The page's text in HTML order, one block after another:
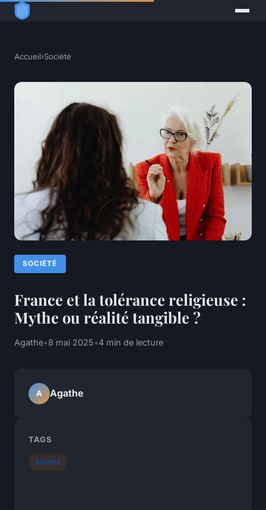
Accueil›Société
SOCIÉTÉ
France et la tolérance religieuse :
Mythe ou réalité tangible ?
Agathe•8 mai 2025•4 min de lecture
A Agathe
TAGS
Société